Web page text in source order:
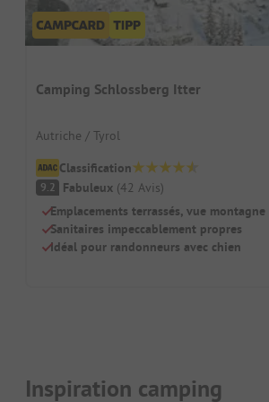
Camping Schlossberg Itter
Autriche / Tyrol
Classification
9.2 Fabuleux (42 Avis)
Emplacements terrassés, vue montagne
Sanitaires impeccablement propres
Idéal pour randonneurs avec chien
Inspiration camping